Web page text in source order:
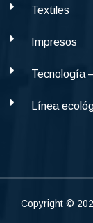
Textiles
Impresos
Tecnología
Línea
Copyright ©